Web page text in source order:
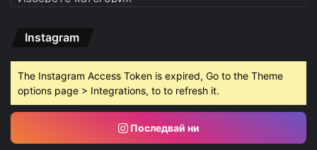
Instagram
The Instagram Access Token is expired, Go to the Theme
options page > Integrations, to to refresh it.
Последвай ни